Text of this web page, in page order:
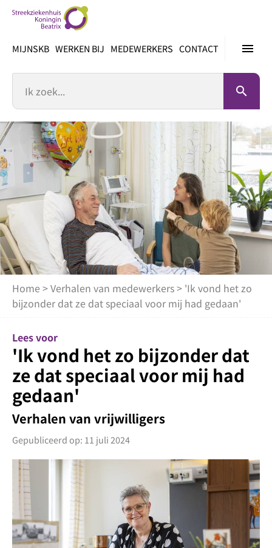
inhoud
menu
MIJNSKB WERKEN BIJ MEDEWERKERS CONTACT
search
Home >Verhalen van medewerkers> 'Ik vond het zo
bijzonder dat ze dat speciaal voor mij had gedaan'
Lees voor
'Ik vond het zo bijzonder dat
ze dat speciaal voor mij had
gedaan'
Verhalen van vrijwilligers
Gepubliceerd op: 11 juli 2024